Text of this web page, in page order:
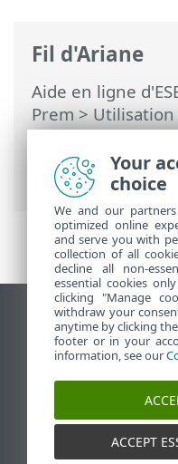
Fil d'Ariane
Aide en ligne
Prem>Utilisation
Prem>ESET
principal
>Tâches
Gestion de la
Afficher le site
End of Life
Base de
Forum ESET
ESET Status Portal
Assistance
Your
choice
We and our
optimized online
and serve you with
collection of all
decline all non-
essential cookies
clicking "Manage
withdraw your
anytime by clicking
footer or in your
information, see our
ACCEPT